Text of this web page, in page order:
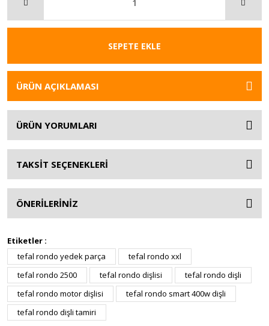
SEPETE EKLE
ÜRÜN AÇIKLAMASI
ÜRÜN YORUMLARI
TAKSİT SEÇENEKLERİ
ÖNERİLERİNİZ
Etiketler :
tefal rondo yedek parça
tefal rondo xxl
tefal rondo 2500
tefal rondo dişlisi
tefal rondo dişli
tefal rondo motor dişlisi
tefal rondo smart 400w dişli
tefal rondo dişli tamiri